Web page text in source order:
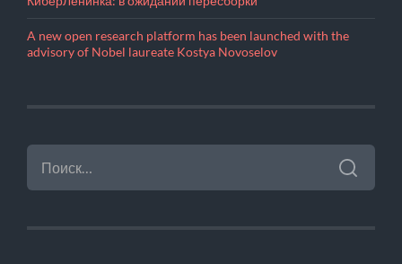
A new open research platform has been launched with the
advisory of Nobel laureate Kostya Novoselov
НАЙТИ: